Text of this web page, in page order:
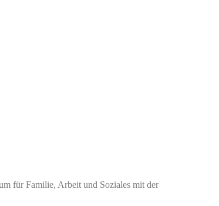
für Familie, Arbeit und Soziales mit der